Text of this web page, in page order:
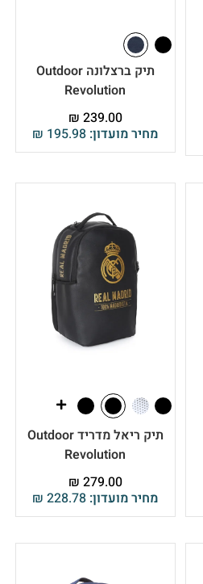
תיק ברצלונה Outdoor
Revolution
מחיר מועדון: ₪ 195.98
₪ 239.00
תיק ריאל מדריד Outdoor
Revolution
מחיר מועדון: ₪ 228.78
₪ 279.00